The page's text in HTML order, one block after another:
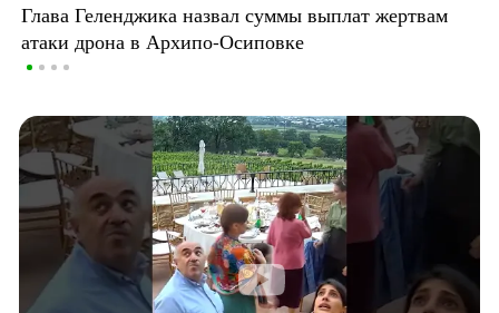
Глава Геленджика назвал суммы выплат жертвам
атаки дрона в Архипо-Осиповке